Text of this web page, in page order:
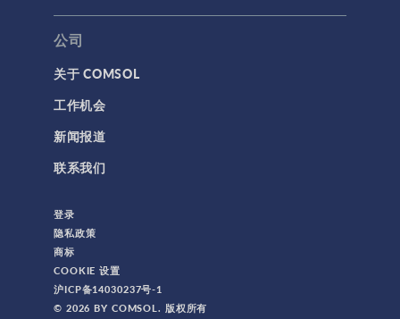
公司
关于 COMSOL
工作机会
新闻报道
联系我们
登录
隐私政策
商标
COOKIE 设置
沪ICP备14030237号-1
© 2026 BY COMSOL. 版权所有